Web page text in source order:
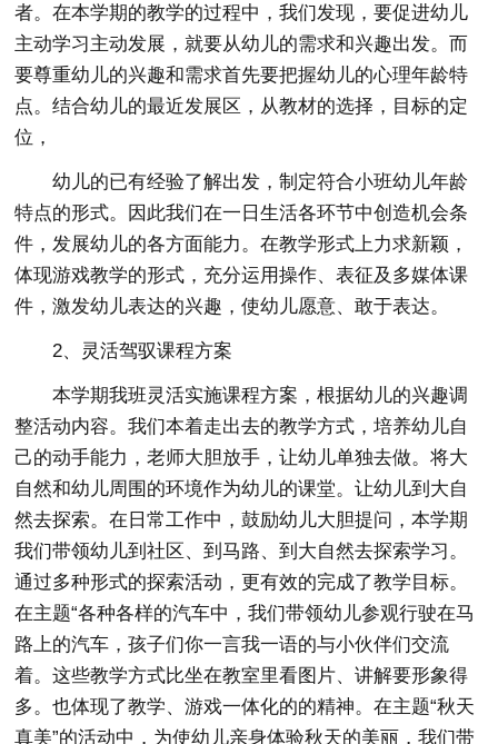
者。在本学期的教学的过程中，我们发现，要促进幼儿
主动学习主动发展，就要从幼儿的需求和兴趣出发。而
要尊重幼儿的兴趣和需求首先要把握幼儿的心理年龄特
点。结合幼儿的最近发展区，从教材的选择，目标的定
位，
幼儿的已有经验了解出发，制定符合小班幼儿年龄
特点的形式。因此我们在一日生活各环节中创造机会条
件，发展幼儿的各方面能力。在教学形式上力求新颖，
体现游戏教学的形式，充分运用操作、表征及多媒体课
件，激发幼儿表达的兴趣，使幼儿愿意、敢于表达。
2、灵活驾驭课程方案
本学期我班灵活实施课程方案，根据幼儿的兴趣调
整活动内容。我们本着走出去的教学方式，培养幼儿自
己的动手能力，老师大胆放手，让幼儿单独去做。将大
自然和幼儿周围的环境作为幼儿的课堂。让幼儿到大自
然去探索。在日常工作中，鼓励幼儿大胆提问，本学期
我们带领幼儿到社区、到马路、到大自然去探索学习。
通过多种形式的探索活动，更有效的完成了教学目标。
在主题“各种各样的汽车中，我们带领幼儿参观行驶在马
路上的汽车，孩子们你一言我一语的与小伙伴们交流
着。这些教学方式比坐在教室里看图片、讲解要形象得
多。也体现了教学、游戏一体化的的精神。在主题“秋天
真美”的活动中，为使幼儿亲身体验秋天的美丽，我们带